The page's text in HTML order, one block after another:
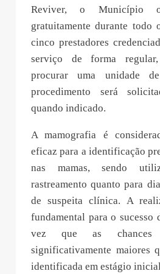
Reviver, o Município
gratuitamente durante todo
cinco prestadores
serviço de forma
procurar uma unidade
procedimento será
quando indicado.
A mamografia é
eficaz para a identificação
nas mamas, sendo
rastreamento quanto para
de suspeita clínica. A
fundamental para o sucesso
vez que as
significativamente maiores
identificada em estágio